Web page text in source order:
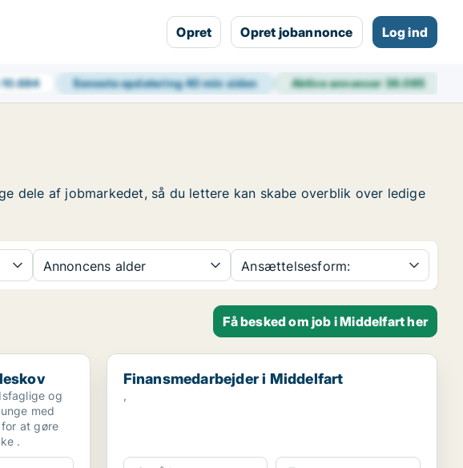
Opret Opret jobannonce Log ind
10.684 Seneste opdatering40 min siden Aktive annoncer36.085
dele af jobmarkedet, så du lettere kan skabe overblik over ledige
Annoncens alder Ansættelsesform:
Få besked om job i Middelfart her
og
med
at gøre
.
Finansmedarbejder i Middelfart
Finansmedarbejder i Middelfart
,